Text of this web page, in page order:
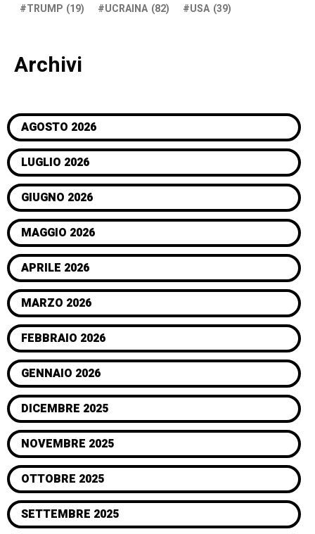
TRUMP (19) UCRAINA (82) USA (39)
Archivi
AGOSTO 2026
LUGLIO 2026
GIUGNO 2026
MAGGIO 2026
APRILE 2026
MARZO 2026
FEBBRAIO 2026
GENNAIO 2026
DICEMBRE 2025
NOVEMBRE 2025
OTTOBRE 2025
SETTEMBRE 2025